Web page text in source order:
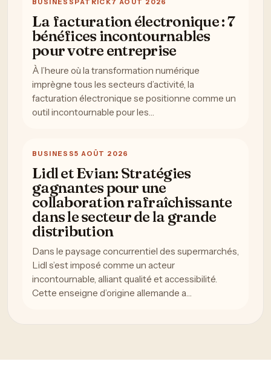
BUSINESS PATRICK7 AOÛT 2026
La facturation électronique : 7
bénéfices incontournables
pour votre entreprise
À l’heure où la transformation numérique
imprègne tous les secteurs d’activité, la
facturation électronique se positionne comme un
outil incontournable pour les…
BUSINESS5 AOÛT 2026
Lidl et Evian: Stratégies
gagnantes pour une
collaboration rafraîchissante
dans le secteur de la grande
distribution
Dans le paysage concurrentiel des supermarchés,
Lidl s’est imposé comme un acteur
incontournable, alliant qualité et accessibilité.
Cette enseigne d’origine allemande a…